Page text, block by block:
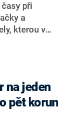
při
a
kterou v
na jeden
pět korun